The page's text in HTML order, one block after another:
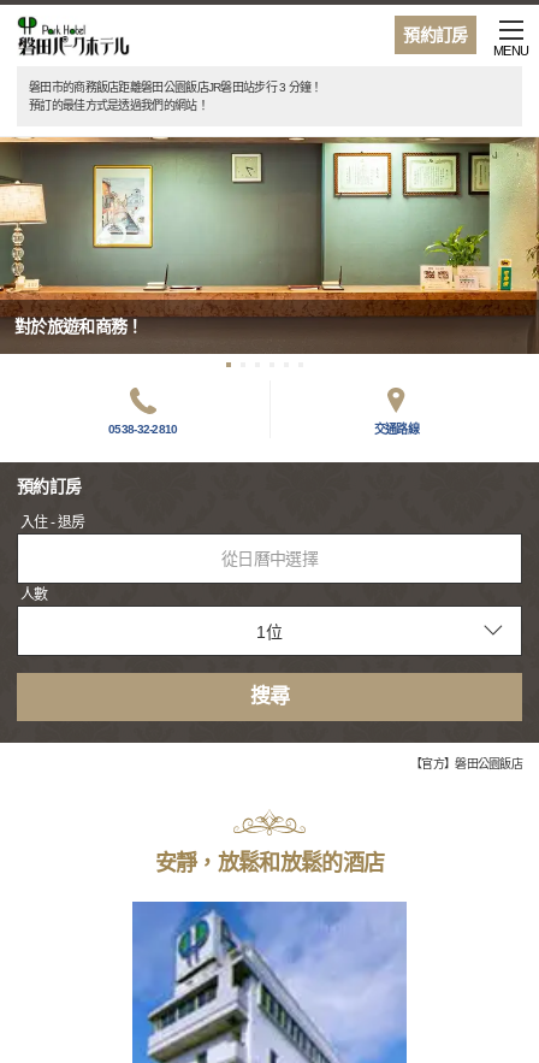
預約訂房
MENU
磐田市的商務飯店距離磐田公園飯店JR磐田站步行 3 分鐘！
預訂的最佳方式是透過我們的網站！
對於旅遊和商務！
0538-32-2810 交通路線
預約訂房
入住 - 退房
從日曆中選擇
人數
搜尋
【官方】磐田公園飯店
安靜，放鬆和放鬆的酒店